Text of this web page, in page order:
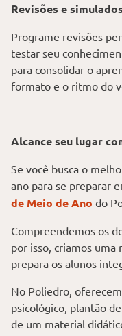
Revisões e
Programe revisões
testar seu
para consolidar o
formato e o ritmo do
Alcance seu lugar
Se você busca o
ano para se preparar
de Meio de Ano do
Compreendemos os
por isso, criamos
prepara os alunos
No Poliedro,
psicológico, plantão
de um material